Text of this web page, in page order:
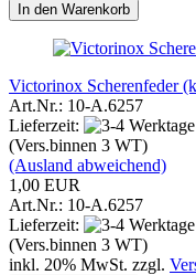
In den Warenkorb
Victorinox Scherenfeder
Art.Nr.: 10-A.6257
Lieferzeit:
(Vers.binnen 3 WT)
(Ausland abweichend)
1,00 EUR
Art.Nr.: 10-A.6257
Lieferzeit:
(Vers.binnen 3 WT)
inkl. 20% MwSt. zzgl.